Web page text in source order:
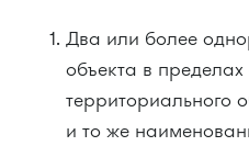
Два или более
объекта в
территориального
и то же